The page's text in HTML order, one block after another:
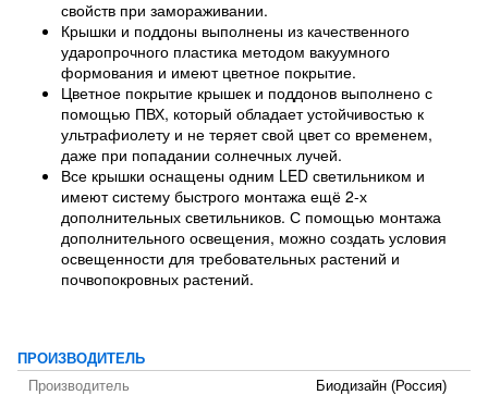
свойств при замораживании.
Крышки и поддоны выполнены из качественного
ударопрочного пластика методом вакуумного
формования и имеют цветное покрытие.
Цветное покрытие крышек и поддонов выполнено с
помощью ПВХ, который обладает устойчивостью к
ультрафиолету и не теряет свой цвет со временем,
даже при попадании солнечных лучей.
Все крышки оснащены одним LED светильником и
имеют систему быстрого монтажа ещё 2-х
дополнительных светильников. С помощью монтажа
дополнительного освещения, можно создать условия
освещенности для требовательных растений и
почвопокровных растений.
ПРОИЗВОДИТЕЛЬ
Производитель
Биодизайн (Россия)